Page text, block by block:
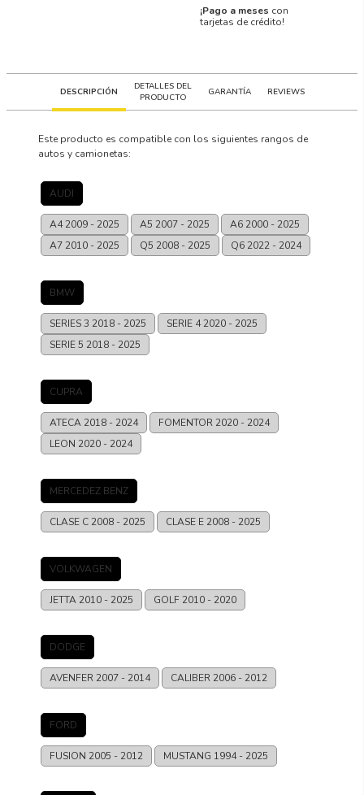
¡Pago a meses con
tarjetas de crédito!
DESCRIPCIÓN
DETALLES DEL
PRODUCTO
GARANTÍA REVIEWS
Este producto es compatible con los siguientes rangos de
autos y camionetas:
AUDI
A42009 - 2025 A5 2007 - 2025 A6 2000 - 2025
A7 2010 - 2025 Q5 2008 - 2025 Q6 2022 - 2024
BMW
SERIES 3 2018 - 2025 SERIE 42020 - 2025
SERIE 5 2018 - 2025
CUPRA
ATECA 2018 - 2024 FOMENTOR 2020 - 2024
LEON 2020 - 2024
MERCEDEZ BENZ
CLASE C 2008 - 2025 CLASE E 2008 - 2025
VOLKWAGEN
JETTA 2010 - 2025 GOLF 2010 - 2020
DODGE
AVENFER 2007 - 2014 CALIBER 2006 - 2012
FORD
FUSION 2005 - 2012 MUSTANG 1994 - 2025